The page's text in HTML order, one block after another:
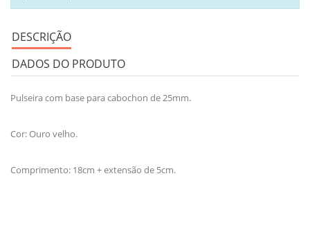
DESCRIÇÃO
DADOS DO PRODUTO
Pulseira com base para cabochon de 25mm.
Cor: Ouro velho.
Comprimento: 18cm + extensão de 5cm.